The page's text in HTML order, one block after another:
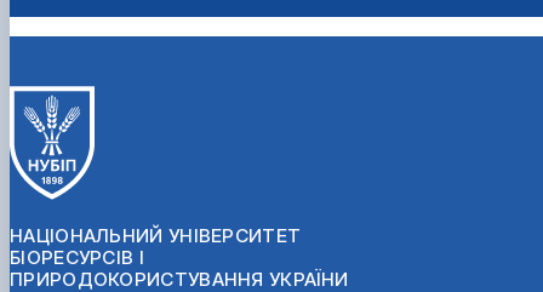
НАЦІОНАЛЬНИЙ УНІВЕРСИТЕТ
БІОРЕСУРСІВ І
ПРИРОДОКОРИСТУВАННЯ УКРАЇНИ